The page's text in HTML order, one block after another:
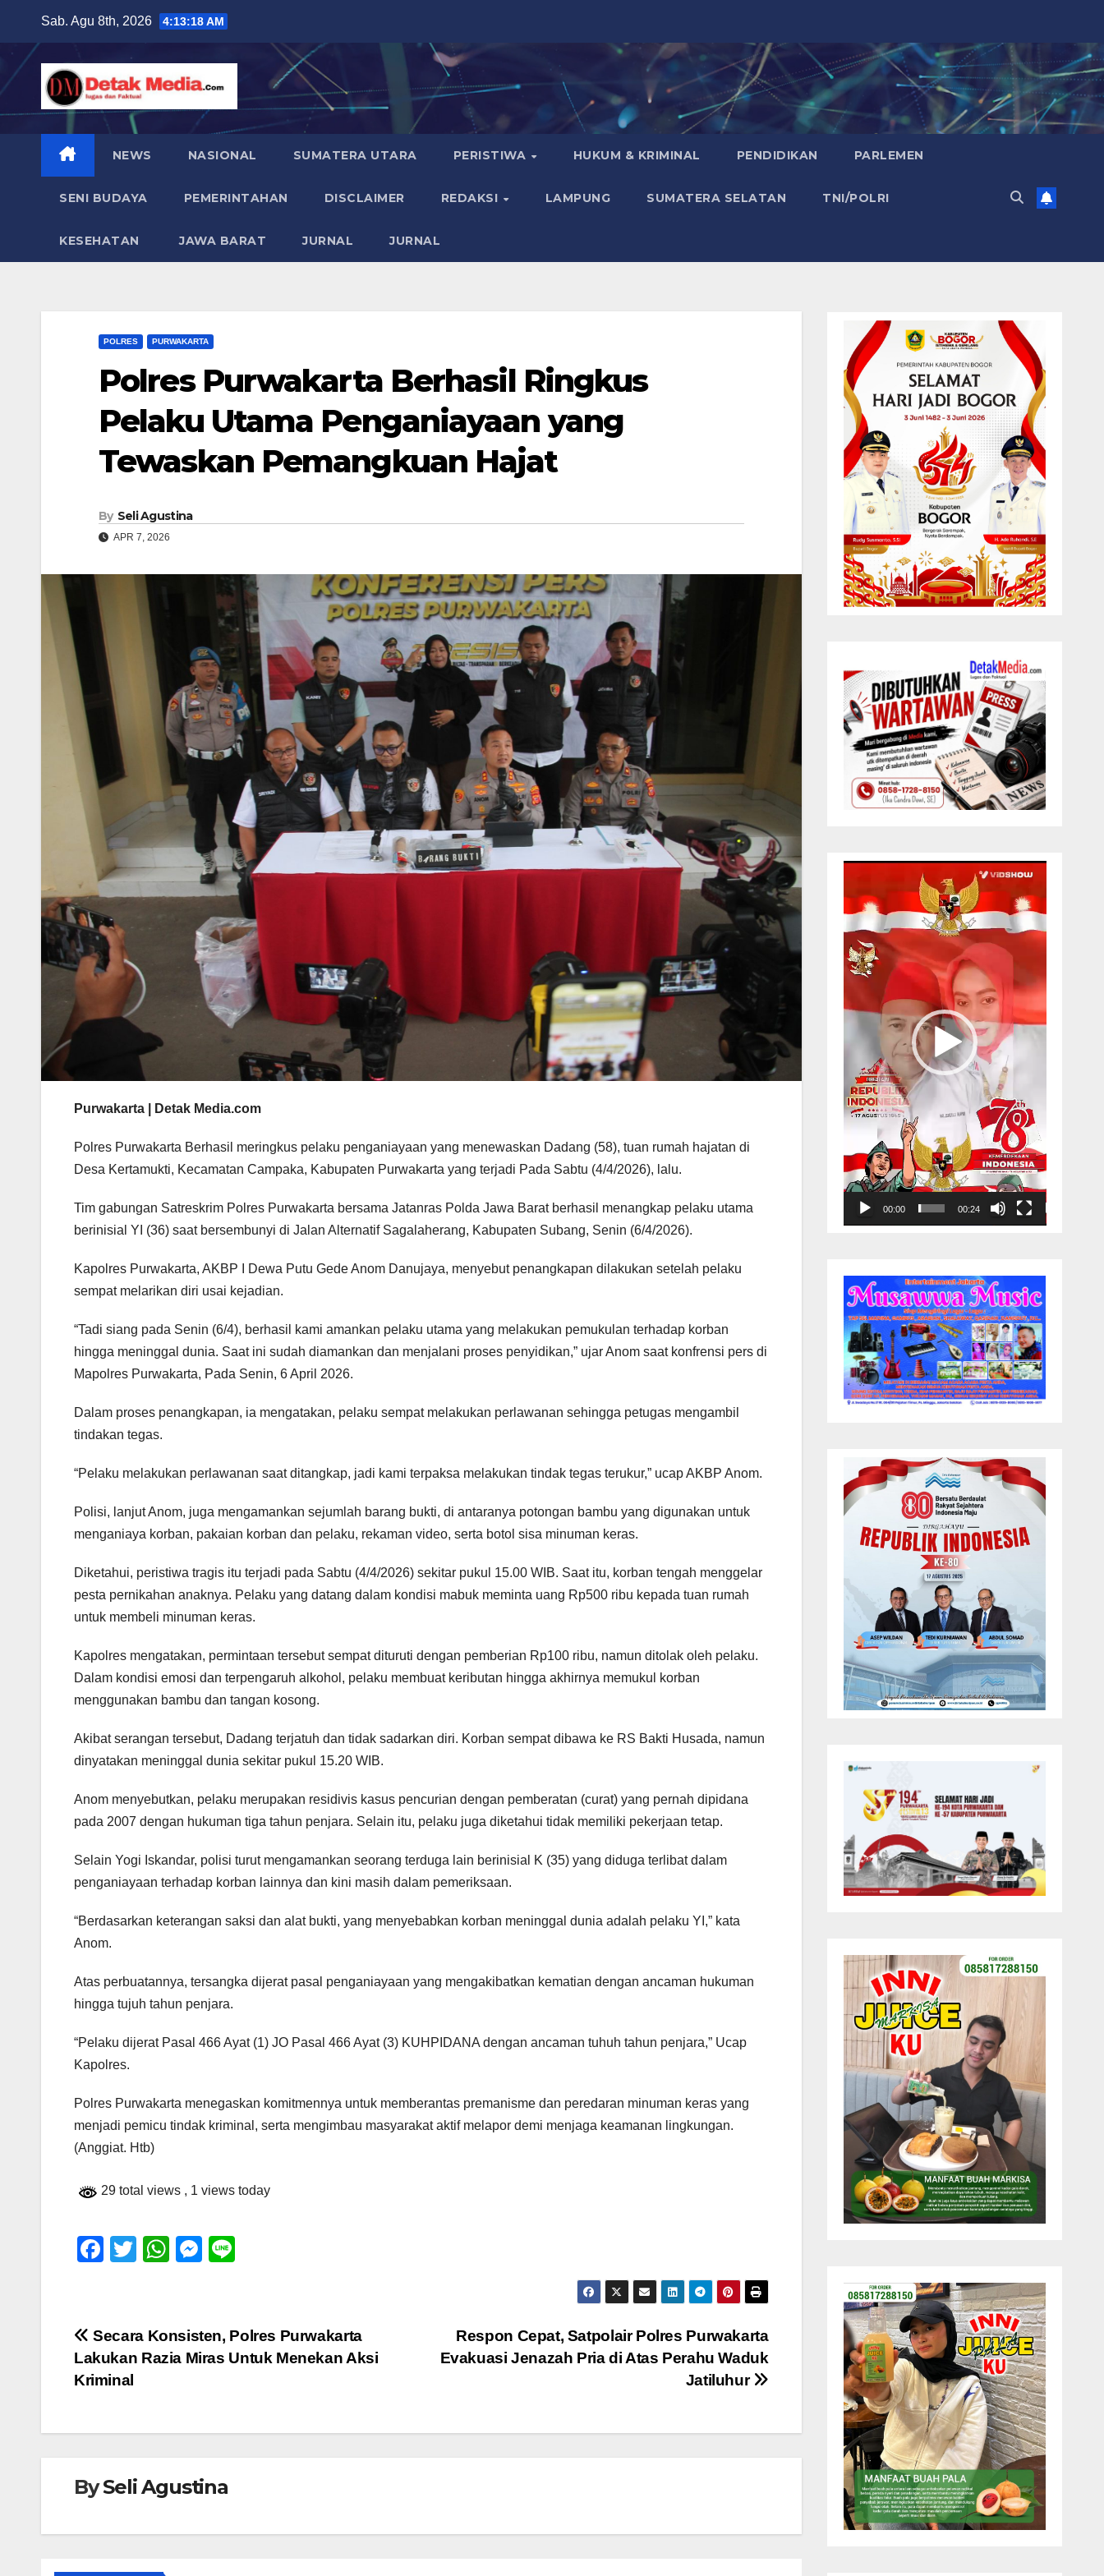
content
Sab. Agu 8th, 2026 4:13:19 AM
NEWS NASIONAL SUMATERA UTARA PERISTIWA HUKUM & KRIMINAL PENDIDIKAN PARLEMEN
SENI BUDAYA PEMERINTAHAN DISCLAIMER REDAKSI LAMPUNG SUMATERA SELATAN TNI/POLRI
KESEHATAN JAWA BARAT JURNAL JURNAL
POLRES PURWAKARTA
Polres Purwakarta Berhasil Ringkus
Pelaku Utama Penganiayaan yang
Tewaskan Pemangkuan Hajat
By Seli Agustina
APR 7, 2026
Purwakarta | Detak Media.com
Polres Purwakarta Berhasil meringkus pelaku penganiayaan yang menewaskan Dadang (58), tuan rumah hajatan di
Desa Kertamukti, Kecamatan Campaka, Kabupaten Purwakarta yang terjadi Pada Sabtu (4/4/2026), lalu.
Tim gabungan Satreskrim Polres Purwakarta bersama Jatanras Polda Jawa Barat berhasil menangkap pelaku utama
berinisial YI (36) saat bersembunyi di Jalan Alternatif Sagalaherang, Kabupaten Subang, Senin (6/4/2026).
Kapolres Purwakarta, AKBP I Dewa Putu Gede Anom Danujaya, menyebut penangkapan dilakukan setelah pelaku
sempat melarikan diri usai kejadian.
“Tadi siang pada Senin (6/4), berhasil kami amankan pelaku utama yang melakukan pemukulan terhadap korban
hingga meninggal dunia. Saat ini sudah diamankan dan menjalani proses penyidikan,” ujar Anom saat konfrensi pers di
Mapolres Purwakarta, Pada Senin, 6 April 2026.
Dalam proses penangkapan, ia mengatakan, pelaku sempat melakukan perlawanan sehingga petugas mengambil
tindakan tegas.
“Pelaku melakukan perlawanan saat ditangkap, jadi kami terpaksa melakukan tindak tegas terukur,” ucap AKBP Anom.
Polisi, lanjut Anom, juga mengamankan sejumlah barang bukti, di antaranya potongan bambu yang digunakan untuk
menganiaya korban, pakaian korban dan pelaku, rekaman video, serta botol sisa minuman keras.
Diketahui, peristiwa tragis itu terjadi pada Sabtu (4/4/2026) sekitar pukul 15.00 WIB. Saat itu, korban tengah menggelar
pesta pernikahan anaknya. Pelaku yang datang dalam kondisi mabuk meminta uang Rp500 ribu kepada tuan rumah
untuk membeli minuman keras.
Kapolres mengatakan, permintaan tersebut sempat dituruti dengan pemberian Rp100 ribu, namun ditolak oleh pelaku.
Dalam kondisi emosi dan terpengaruh alkohol, pelaku membuat keributan hingga akhirnya memukul korban
menggunakan bambu dan tangan kosong.
Akibat serangan tersebut, Dadang terjatuh dan tidak sadarkan diri. Korban sempat dibawa ke RS Bakti Husada, namun
dinyatakan meninggal dunia sekitar pukul 15.20 WIB.
Anom menyebutkan, pelaku merupakan residivis kasus pencurian dengan pemberatan (curat) yang pernah dipidana
pada 2007 dengan hukuman tiga tahun penjara. Selain itu, pelaku juga diketahui tidak memiliki pekerjaan tetap.
Selain Yogi Iskandar, polisi turut mengamankan seorang terduga lain berinisial K (35) yang diduga terlibat dalam
penganiayaan terhadap korban lainnya dan kini masih dalam pemeriksaan.
“Berdasarkan keterangan saksi dan alat bukti, yang menyebabkan korban meninggal dunia adalah pelaku YI,” kata
Anom.
Atas perbuatannya, tersangka dijerat pasal penganiayaan yang mengakibatkan kematian dengan ancaman hukuman
hingga tujuh tahun penjara.
“Pelaku dijerat Pasal 466 Ayat (1) JO Pasal 466 Ayat (3) KUHPIDANA dengan ancaman tuhuh tahun penjara,” Ucap
Kapolres.
Polres Purwakarta menegaskan komitmennya untuk memberantas premanisme dan peredaran minuman keras yang
menjadi pemicu tindak kriminal, serta mengimbau masyarakat aktif melapor demi menjaga keamanan lingkungan.
(Anggiat. Htb)
29 total views , 1 views today
F
e
b
o
k
T
er
W
s
A
M
e
n
Navigasi
pos
Respon Cepat, Satpolair Polres Purwakarta
Evakuasi Jenazah Pria di Atas Perahu Waduk
Jatiluhur
Secara Konsisten, Polres Purwakarta
Lakukan Razia Miras Untuk Menekan Aksi
Kriminal
BySeli Agustina
Video
00:00 00:24